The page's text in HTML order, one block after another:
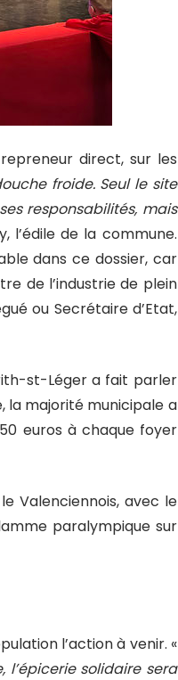
direct, sur les
froide. Seul le site
responsabilités, mais
l’édile de la commune.
dans ce dossier, car
de l’industrie de plein
ou Secrétaire d’Etat,
st-Léger a fait parler
la majorité municipale a
euros à chaque foyer
Valenciennois, avec le
paralympique sur
l’action à venir. «
l’épicerie solidaire sera